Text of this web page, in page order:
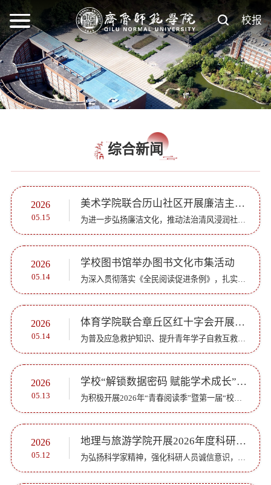
校报
综合新闻
2026
05.15
美术学院联合历山社区开展廉洁主题志愿服务
为进一步弘扬廉洁文化，推动法治清风浸润社区，让中华优秀传统文化与廉洁教育深度融合，5月14日，美术学院与历山社区居委会共同开展“书韵颂法治 笔墨扬清风”主题志愿社区活动，以书法为媒，以笔墨传情，为社...
2026
05.14
学校图书馆举办图书文化市集活动
为深入贯彻落实《全民阅读促进条例》，扎实推进书香校园建设，营造爱读书、读好书、善读书的浓厚氛围，根据齐鲁师范学院2026年“青春阅读季”暨第一届“校园阅读文化节”活动安排，5月14日，以“书香润师德，文脉...
2026
05.14
体育学院联合章丘区红十字会开展应急救援指导培训
为普及应急救护知识、提升青年学子自救互救能力，筑牢校园安全防线，5月13日，体育学院联合章丘区红十字会开展应急救援指导专题培训。体育学院党委副书记赵宝丽、辅导员商敬超带领同心燃梦社会实践服务队参加本次...
2026
05.13
学校“解锁数据密码 赋能学术成长”数据库打卡活动圆满结束
为积极开展2026年“青春阅读季”暨第一届“校园阅读文化节”系列活动，深耕书香校园建设，充分发挥图书馆数字资源育人成效，切实提升学生信息检索能力与学术综合素养，4月8日-5月12日，图书馆、经济与管理学院成...
2026
05.12
地理与旅游学院开展2026年度科研诚信专题学习活动
为弘扬科学家精神，强化科研人员诚信意识，规范科研行为，根据学校工作安排，5月7日，地理与旅游学院组织开展2026年度科研诚信专题学习活动，全体教师参加学习。为增强教育实效，学院先期召开科研诚信建设工作部...